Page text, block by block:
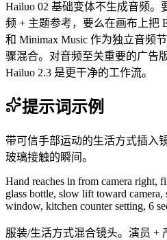
Hailuo 02 基础变体不生成音频。
频 + 主题参考，要么在画布上把
和 Minimax Music 作为独立音频
骤混合。对音频至关重要的广告
Hailuo 2.3 是更干净的工作流。
提示词示例
带可信手部运动的生活方式插入
玻璃接触的瞬间。
Hand reaches in from camera right,
glass bottle, slow lift toward
window, kitchen counter setting, 6
服装/生活方式混合镜头。演员